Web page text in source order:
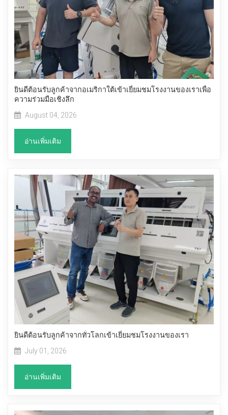
ยินดีต้อนรับลูกค้าจากอเมริกาใต้เข้าเยี่ยมชมโรงงานของเราเพื่อ
ความร่วมมือเชิงลึก
August 04, 2026
อ่านเพิ่มเติม
ยินดีต้อนรับลูกค้าจากทั่วโลกเข้าเยี่ยมชมโรงงานของเรา
July 01, 2026
อ่านเพิ่มเติม